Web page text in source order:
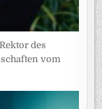
des
vom